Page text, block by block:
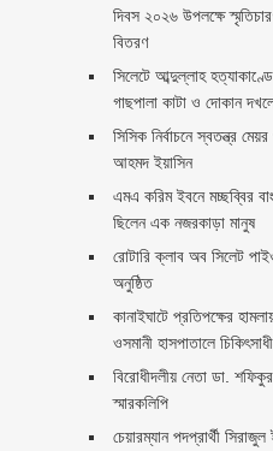
দিবস ২০২৬ উপলক্ষে
বিতরণ ‎ ‎
সিলেটে আব্দুল্লাহ
গাছপালা কাটা ও দোকান
সিসিক নির্বাচনে স্বতন্ত্র
আহমদ ইয়াসিন
এমএ করিম ইবনে মচ্ছব্বির
ছিলেন এক নজরকাড়া মানুষ ‎
রোটারি ক্লাব অব সিলেট
অনুষ্ঠিত
কানাইঘাটে প্রতিপক্ষের
ওসমানী হাসপাতালে
বিরোধীদলীয় নেতা ডা.
স্মারকলিপি ‎
চেয়ারম্যান পদপ্রার্থী